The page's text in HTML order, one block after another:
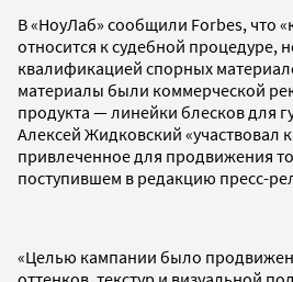
В «НоуЛаб» сообщили Forbes, что
относится к судебной процедуре,
квалификацией спорных
материалы были коммерческой
продукта — линейки блесков для
Алексей Жидковский «участвовал
привлеченное для продвижения
поступившем в редакцию пресс-
«Целью кампании было